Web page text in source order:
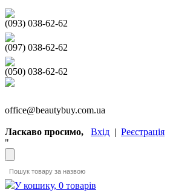
(093) 038-62-62
(097) 038-62-62
(050) 038-62-62
office@beautybuy.com.ua
Ласкаво просимо, Вхід | Реєстрація
"
У кошику, 0 товарів